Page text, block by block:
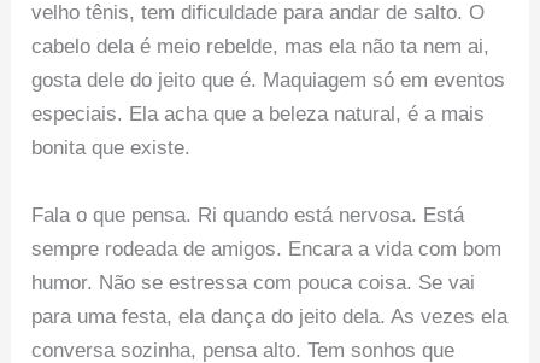
velho tênis, tem dificuldade para andar de salto. O
cabelo dela é meio rebelde, mas ela não ta nem ai,
gosta dele do jeito que é. Maquiagem só em eventos
especiais. Ela acha que a beleza natural, é a mais
bonita que existe.
Fala o que pensa. Ri quando está nervosa. Está
sempre rodeada de amigos. Encara a vida com bom
humor. Não se estressa com pouca coisa. Se vai
para uma festa, ela dança do jeito dela. As vezes ela
conversa sozinha, pensa alto. Tem sonhos que